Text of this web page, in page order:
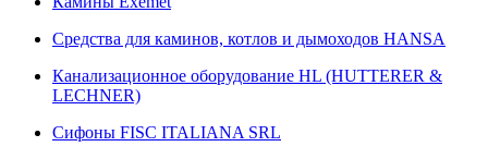
Средства для каминов, котлов и дымоходов HANSA
Канализационное оборудование HL (HUTTERER &
LECHNER)
Сифоны FISC ITALIANA SRL